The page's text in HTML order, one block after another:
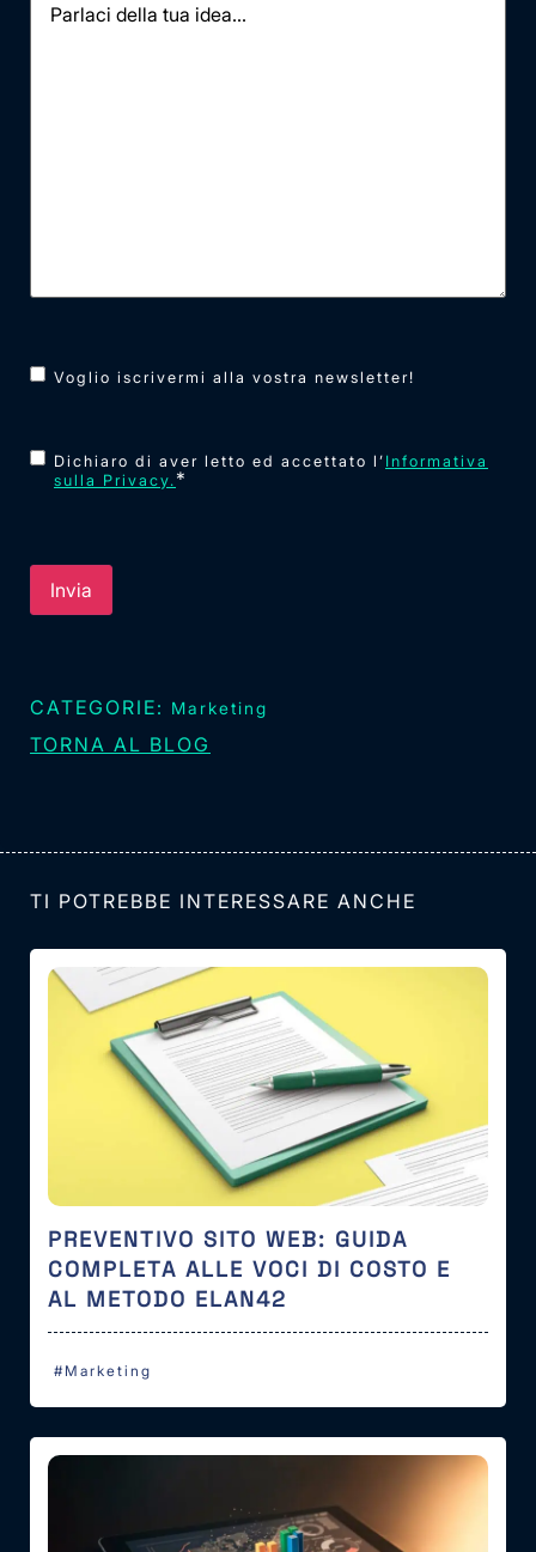
Newsletter
Voglio iscrivermi alla vostra newsletter!
Consenso *
Dichiaro di aver letto ed accettato l’ Informativa
sulla Privacy. *
CATEGORIE: Marketing
TORNA AL BLOG
TI POTREBBE INTERESSARE ANCHE
PREVENTIVO SITO WEB: GUIDA
COMPLETA ALLE VOCI DI COSTO E
AL METODO ELAN42
#Marketing